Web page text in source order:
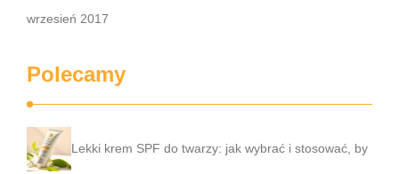
wrzesień 2017
Polecamy
Lekki krem SPF do twarzy: jak wybrać i stosować, by